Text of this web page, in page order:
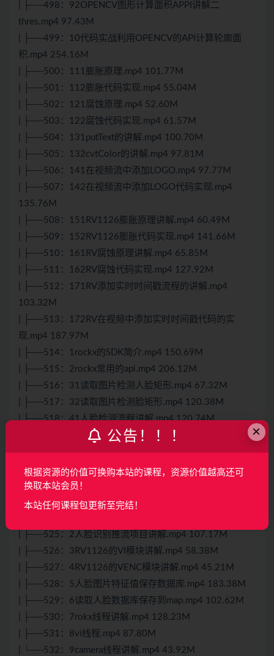
| ├──498：92OPENCV图形计算面积APPI讲解二
thres.mp4 97.43M
| ├──499：10代码实战利用OPENCV的API计算轮廓面
积.mp4 254.16M
| ├──500：111膨胀原理.mp4 101.77M
| ├──501：112膨胀代码实现.mp4 55.04M
| ├──502：121腐蚀原理.mp4 52.60M
| ├──503：122腐蚀代码实现.mp4 61.57M
| ├──504：131putText的讲解.mp4 100.70M
| ├──505：132cvtColor的讲解.mp4 97.81M
| ├──506：141在视频流中添加LOGO.mp4 97.77M
| ├──507：142在视频流中添加LOGO代码实现.mp4
135.76M
| ├──508：151RV1126膨胀原理讲解.mp4 60.49M
| ├──509：152RV1126膨胀代码实现.mp4 141.66M
| ├──510：161RV腐蚀原理讲解.mp4 65.85M
| ├──511：162RV腐蚀代码实现.mp4 127.92M
| ├──512：171RV添加实时时间戳流程的讲解.mp4
103.32M
| ├──513：172RV在视频中添加实时时间戳代码的实
现.mp4 187.97M
| ├──514：1rockx的SDK简介.mp4 150.69M
| ├──515：2rockx常用的api.mp4 206.12M
| ├──516：31读取图片检测人脸矩形.mp4 67.32M
| ├──517：32读取图片检测脸矩形.mp4 120.38M
| ├──518：41人脸检测流程讲解.mp4 120.74M
| ├──519：42人脸检测代码实现.mp4 297.42M
| ├──520：51检测人脸进行拍照.mp4 92.05M
| ├──521：52检测人脸拍照代码的实现.mp4 213.05M
| ├──522：61人脸识别原理讲解.mp4 126.83M
| ├──523：62人脸识别代码实现.mp4 220.92M
| ├──525：2人脸识别推流项目讲解.mp4 107.17M
| ├──526：3RV1126的VI模块讲解.mp4 58.38M
| ├──527：4RV1126的VENC模块讲解.mp4 45.21M
| ├──528：5人脸图片特征值保存数据库.mp4 183.38M
| ├──529：6读取人脸数据库保存到map.mp4 102.62M
| ├──530：7rokx线程讲解.mp4 128.23M
| ├──531：8vi线程.mp4 87.80M
| └──532：9camera线程讲解.mp4 43.92M
×
公告！！！
根据资源的价值可换购本站的课程，资源价值越高还可
换取本站会员！
本站任何课程包更新至完结！